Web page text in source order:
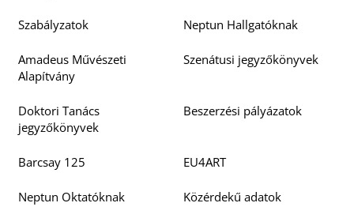
Szabályzatok Neptun Hallgatóknak
Amadeus Művészeti
Alapítvány
Szenátusi jegyzőkönyvek
Doktori Tanács
jegyzőkönyvek
Beszerzési pályázatok
Barcsay 125 EU4ART
Neptun Oktatóknak Közérdekű adatok